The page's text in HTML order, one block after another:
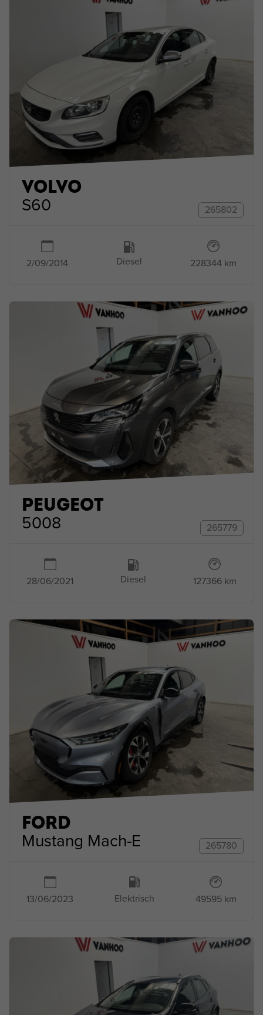
VOLVO
S60 265802
2/09/2014 Diesel 228344 km
PEUGEOT
5008 265779
28/06/2021 Diesel 127366 km
FORD
Mustang Mach-E 265780
13/06/2023 Elektrisch 49595 km